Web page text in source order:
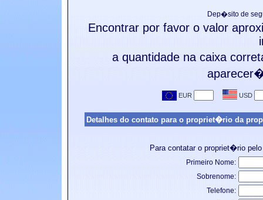
Dep�sito de
Encontrar por favor o valor
a quantidade na caixa
Detalhes do contato para o propriet�rio da
Para contatar o propriet�rio
Primeiro Nome:
Sobrenome:
Telefone: